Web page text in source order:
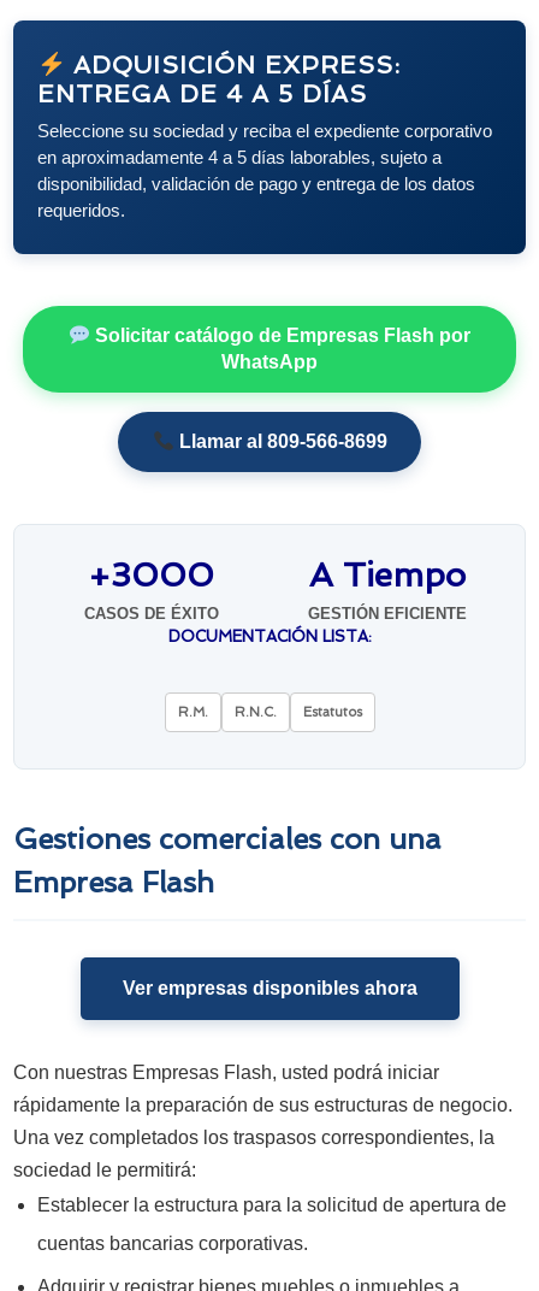
ADQUISICIÓN EXPRESS:
ENTREGA DE 4 A 5 DÍAS
Seleccione su sociedad y reciba el expediente corporativo
en aproximadamente 4 a 5 días laborables, sujeto a
disponibilidad, validación de pago y entrega de los datos
requeridos.
Solicitar catálogo de Empresas Flash por
WhatsApp
Llamar al 809-566-8699
+3000
CASOS DE ÉXITO
A Tiempo
GESTIÓN EFICIENTE
DOCUMENTACIÓN LISTA:
R.M. R.N.C. Estatutos
Gestiones comerciales con una
Empresa Flash
Ver empresas disponibles ahora
Con nuestras Empresas Flash, usted podrá iniciar
rápidamente la preparación de sus estructuras de negocio.
Una vez completados los traspasos correspondientes, la
sociedad le permitirá:
Establecer la estructura para la solicitud de apertura de
cuentas bancarias corporativas.
Adquirir y registrar bienes muebles o inmuebles a